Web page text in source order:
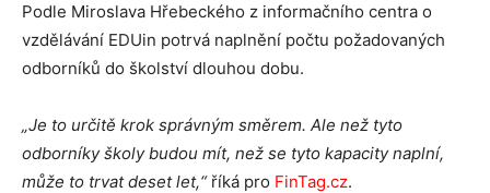
Podle Miroslava Hřebeckého z informačního centra o
vzdělávání EDUin potrvá naplnění počtu požadovaných
odborníků do školství dlouhou dobu.
„Je to určitě krok správným směrem. Ale než tyto
odborníky školy budou mít, než se tyto kapacity naplní,
může to trvat deset let,“ říká pro FinTag.cz.